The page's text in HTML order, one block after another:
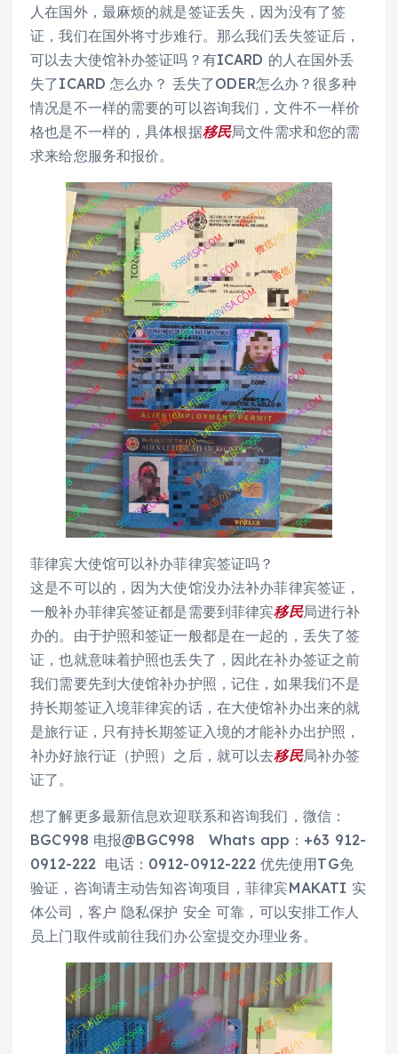
人在国外，最麻烦的就是签证丢失，因为没有了签
证，我们在国外将寸步难行。那么我们丢失签证后，
可以去大使馆补办签证吗？有ICARD 的人在国外丢
失了ICARD 怎么办？ 丢失了ODER怎么办？很多种
情况是不一样的需要的可以咨询我们，文件不一样价
格也是不一样的，具体根据移民局文件需求和您的需
求来给您服务和报价。
菲律宾大使馆可以补办菲律宾签证吗？
这是不可以的，因为大使馆没办法补办菲律宾签证，
一般补办菲律宾签证都是需要到菲律宾移民局进行补
办的。由于护照和签证一般都是在一起的，丢失了签
证，也就意味着护照也丢失了，因此在补办签证之前
我们需要先到大使馆补办护照，记住，如果我们不是
持长期签证入境菲律宾的话，在大使馆补办出来的就
是旅行证，只有持长期签证入境的才能补办出护照，
补办好旅行证（护照）之后，就可以去移民局补办签
证了。
想了解更多最新信息欢迎联系和咨询我们，微信：
BGC998 电报@BGC998 Whats app：+63 912-
0912-222 电话：0912-0912-222 优先使用TG免
验证，咨询请主动告知咨询项目，菲律宾MAKATI 实
体公司，客户 隐私保护 安全 可靠，可以安排工作人
员上门取件或前往我们办公室提交办理业务。